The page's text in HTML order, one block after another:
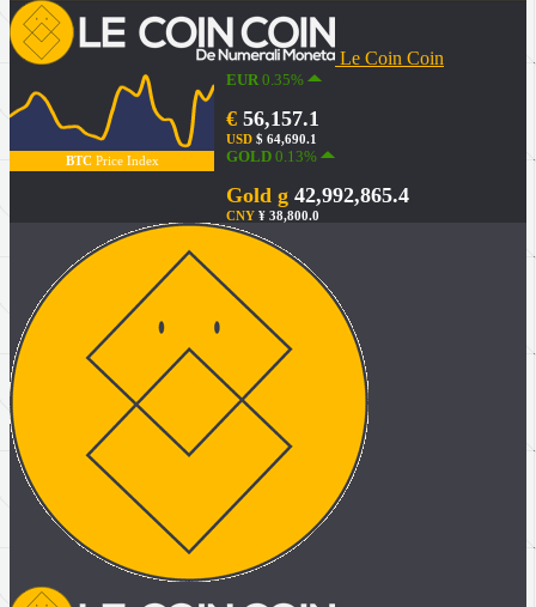
Le Coin Coin
BTCPrice Index
EUR0.35%
€ 56,157.1
USD $ 64,690.1
GOLD 0.13%
Gold g 42,992,865.4
CNY ¥ 38,800.0